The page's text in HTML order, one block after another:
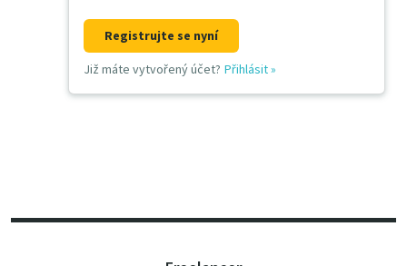
Registrujte se nyní
Již máte vytvořený účet? Přihlásit»